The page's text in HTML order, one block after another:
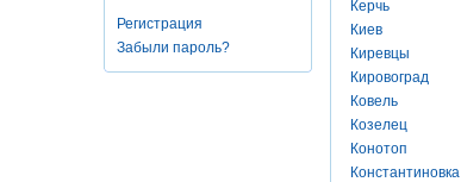
Регистрация
Забыли пароль?
Керчь
Киев
Киревцы
Кировоград
Ковель
Козелец
Конотоп
Константиновка